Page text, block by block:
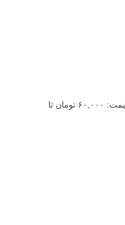
محدوده قیمت: ۶۰,۰۰۰ تومان تا